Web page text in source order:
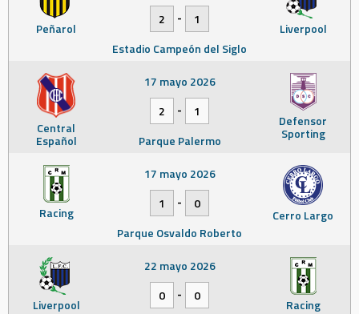
Peñarol Liverpool
2 -
1
Estadio Campeón del Siglo
Central
Español
Defensor
Sporting
17 mayo 2026
2
-
1
Parque Palermo
Racing Cerro Largo
17 mayo 2026
1
-
0
Parque Osvaldo Roberto
Liverpool Racing
22 mayo 2026
0
-
0